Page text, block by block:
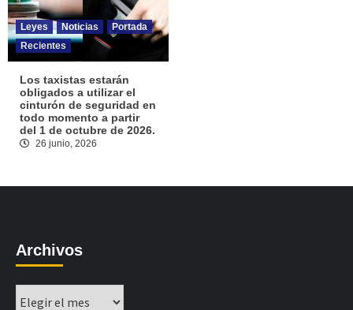
Leyes Noticias
Portada
Recientes
Los taxistas estarán
obligados a utilizar el
cinturón de seguridad en
todo momento a partir
del 1 de octubre de 2026.
26 junio, 2026
Archivos